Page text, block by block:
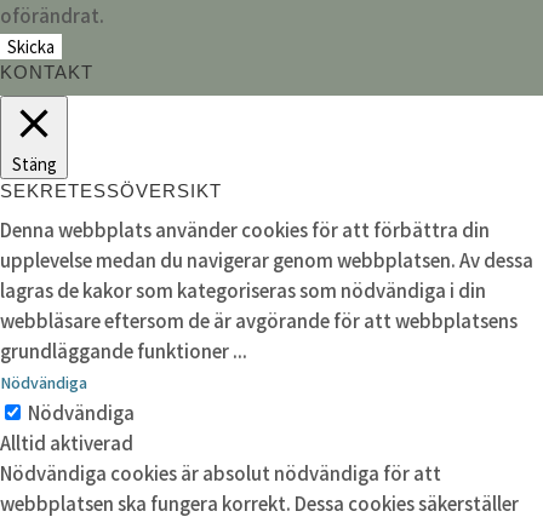
oförändrat.
KONTAKT
Stäng
SEKRETESSÖVERSIKT
Denna webbplats använder cookies för att förbättra din
upplevelse medan du navigerar genom webbplatsen. Av dessa
lagras de kakor som kategoriseras som nödvändiga i din
webbläsare eftersom de är avgörande för att webbplatsens
grundläggande funktioner...
Nödvändiga
Nödvändiga
Alltid aktiverad
Nödvändiga cookies är absolut nödvändiga för att
webbplatsen ska fungera korrekt. Dessa cookies säkerställer